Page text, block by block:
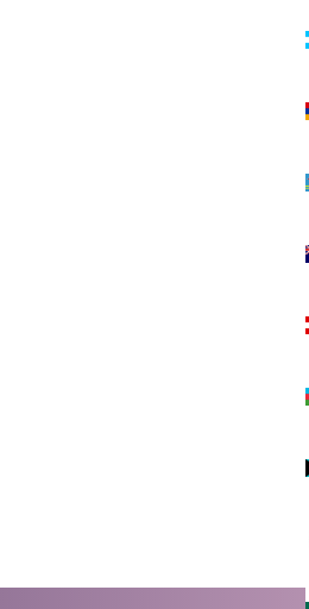
ZAINO EASTPAK
BLU